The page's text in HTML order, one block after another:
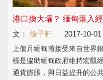
港口換大壩？ 緬甸落入
文： 徐子軒 2017-10-01
上個月緬甸甫接受來自世界
標是協助緬甸政府維持宏觀
通貨膨脹，與日益提升的公